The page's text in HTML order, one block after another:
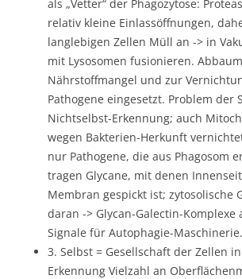
als „Vetter“ der Phagozytose:
relativ kleine Einlassöffnungen,
langlebigen Zellen Müll an -> in
mit Lysosomen fusionieren.
Nährstoffmangel und zur
Pathogene eingesetzt. Problem der
Nichtselbst-Erkennung; auch
wegen Bakterien-Herkunft
nur Pathogene, die aus Phagosom
tragen Glycane, mit denen
Membran gespickt ist; zytosolische
daran -> Glycan-Galectin-Komplexe
Signale für Autophagie-Maschinerie.
3. Selbst = Gesellschaft der Zellen
Erkennung Vielzahl an